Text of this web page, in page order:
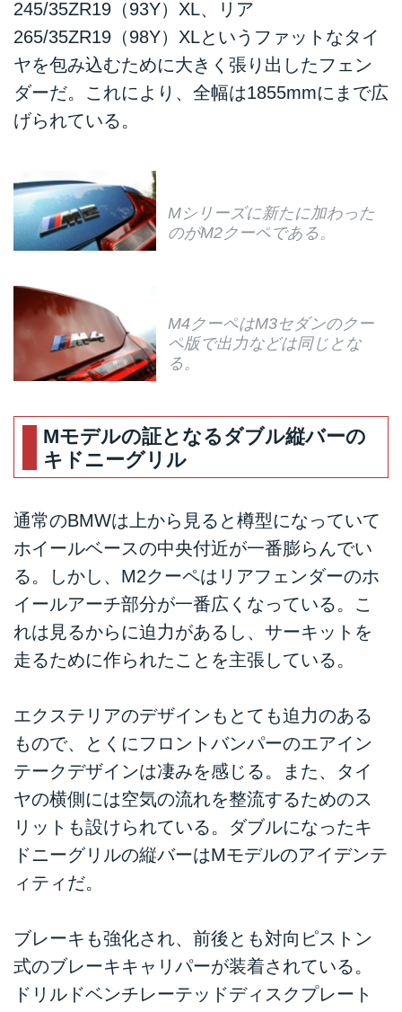
245/35ZR19（93Y）XL、リア
265/35ZR19（98Y）XLというファットなタイ
ヤを包み込むために大きく張り出したフェン
ダーだ。これにより、全幅は1855mmにまで広
げられている。
Mシリーズに新たに加わった
のがM2クーペである。
M4クーペはM3セダンのクー
ペ版で出力などは同じとな
る。
Mモデルの証となるダブル縦バーの
キドニーグリル
通常のBMWは上から見ると樽型になっていて
ホイールベースの中央付近が一番膨らんでい
る。しかし、M2クーペはリアフェンダーのホ
イールアーチ部分が一番広くなっている。こ
れは見るからに迫力があるし、サーキットを
走るために作られたことを主張している。
エクステリアのデザインもとても迫力のある
もので、とくにフロントバンパーのエアイン
テークデザインは凄みを感じる。また、タイ
ヤの横側には空気の流れを整流するためのス
リットも設けられている。ダブルになったキ
ドニーグリルの縦バーはMモデルのアイデンテ
ィティだ。
ブレーキも強化され、前後とも対向ピストン
式のブレーキキャリパーが装着されている。
ドリルドベンチレーテッドディスクプレート